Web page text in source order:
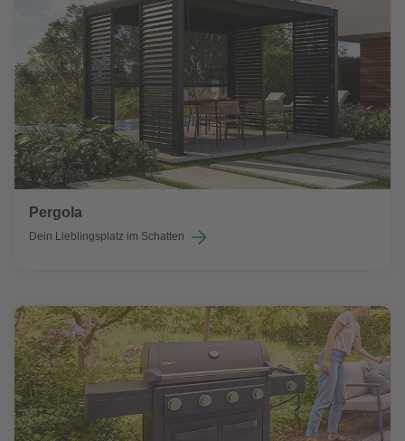
Pergola
Dein Lieblingsplatz im Schatten